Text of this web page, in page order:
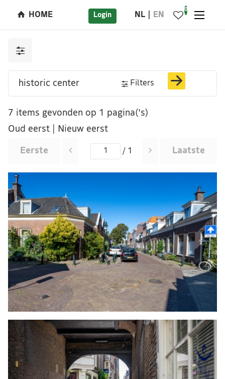
HOME Login NL EN
0
Filters
7 items gevonden op 1 pagina('s)
Oud eerst
Nieuw eerst
Eerste / 1 Laatste